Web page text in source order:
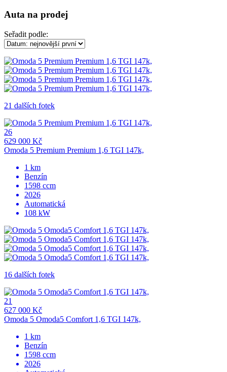
Auta na prodej
Seřadit podle:
21 dalších fotek
26
629 000 Kč
Omoda 5 Premium Premium 1,6 TGI 147k,
1 km
Benzín
1598 ccm
2026
Automatická
108 kW
16 dalších fotek
21
627 000 Kč
Omoda 5 Omoda5 Comfort 1,6 TGI 147k,
1 km
Benzín
1598 ccm
2026